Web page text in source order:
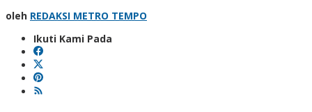
oleh REDAKSI METRO TEMPO
Ikuti Kami Pada